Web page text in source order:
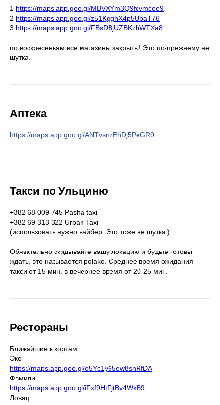
1 https://maps.app.goo.gl/MBVXYm3Q9fcvmcoe9
2 https://maps.app.goo.gl/z51KgghX4p5UbaT76
3 https://maps.app.goo.gl/FBsDBjUZBKzbWTXa8
по воскресеньям все магазины закрыты! Это по-прежнему не
шутка.
Аптека
https://maps.app.goo.gl/ANTvsnzEhDj5PeGR9
Такси по Ульциню
‎+382 68 009 745 Pasha taxi
+382 69 313 322 Urban Taxi
(использовать нужно вайбер. Это тоже не шутка.)
Обязательно скидывайте вашу локацию и будьте готовы
ждать, это называется polako. Среднее время ожидания
такси от 15 мин. в вечернее время от 20-25 мин.
Рестораны
Ближайшие к кортам:
Эко
https://maps.app.goo.gl/o5Yc1y65ew8snRfDA
Фэмили
https://maps.app.goo.gl/iFxf9HtFjtBv4WkB9
Ловац